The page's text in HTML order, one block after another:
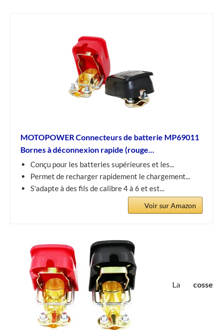
MOTOPOWER Connecteurs de batterie MP69011
Bornes à déconnexion rapide (rouge...
Conçu pour les batteries supérieures et les...
Permet de recharger rapidement le chargement...
S'adapte à des fils de calibre 4 à 6 et est...
Voir sur Amazon
La cosse